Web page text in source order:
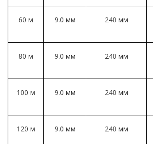
60 м 9.0 мм 240 мм
80 м 9.0 мм 240 мм
100 м 9.0 мм 240 мм
120 м 9.0 мм 240 мм